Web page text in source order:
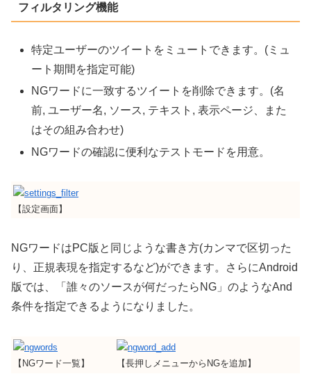
フィルタリング機能
特定ユーザーのツイートをミュートできます。(ミュ
ート期間を指定可能)
NGワードに一致するツイートを削除できます。(名
前, ユーザー名, ソース, テキスト, 表示ページ、また
はその組み合わせ)
NGワードの確認に便利なテストモードを用意。
【設定画面】
NGワードはPC版と同じような書き方(カンマで区切った
り、正規表現を指定するなど)ができます。さらにAndroid
版では、「誰々のソースが何だったらNG」のようなAnd
条件を指定できるようになりました。
【NGワード一覧】 【長押しメニューからNGを追加】